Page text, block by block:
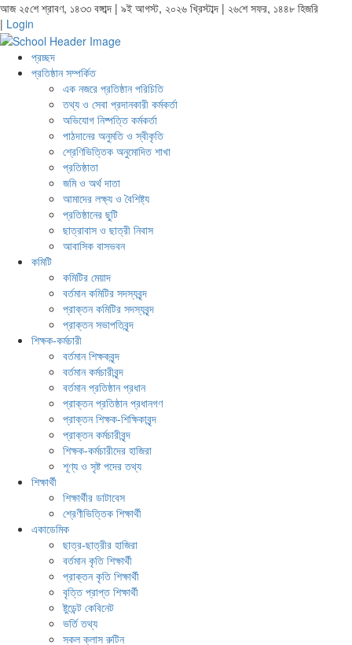
আজ ২৫শে শ্রাবণ, ১৪৩৩ বঙ্গাব্দ | ৯ই আগস্ট, ২০২৬ খ্রিস্টাব্দ | ২৬শে সফর, ১৪৪৮ হিজরি
| Login
প্রচ্ছদ
প্রতিষ্ঠান সম্পর্কিত
এক নজরে প্রতিষ্ঠান পরিচিতি
তথ্য ও সেবা প্রদানকারী কর্মকর্তা
অভিযোগ নিষ্পত্তি কর্মকর্তা
পাঠদানের অনুমতি ও স্বীকৃতি
শ্রেণিভিত্তিক অনুমোদিত শাখা
প্রতিষ্ঠাতা
জমি ও অর্থ দাতা
আমাদের লক্ষ্য ও বৈশিষ্ট্য
প্রতিষ্ঠানের ছুটি
ছাত্রাবাস ও ছাত্রী নিবাস
আবাসিক বাসভবন
কমিটি
কমিটির মেয়াদ
বর্তমান কমিটির সদস্যবৃন্দ
প্রাক্তন কমিটির সদস্যবৃন্দ
প্রাক্তন সভাপতিবৃন্দ
শিক্ষক-কর্মচারী
বর্তমান শিক্ষকবৃন্দ
বর্তমান কর্মচারীবৃন্দ
বর্তমান প্রতিষ্ঠান প্রধান
প্রাক্তন প্রতিষ্ঠান প্রধানগণ
প্রাক্তন শিক্ষক-শিক্ষিকাবৃন্দ
প্রাক্তন কর্মচারীবৃন্দ
শিক্ষক-কর্মচারীদের হাজিরা
শূণ্য ও সৃষ্ট পদের তথ্য
শিক্ষার্থী
শিক্ষার্থীর ডাটাবেস
শ্রেণীভিত্তিক শিক্ষার্থী
একাডেমিক
ছাত্র-ছাত্রীর হাজিরা
বর্তমান কৃতি শিক্ষার্থী
প্রাক্তন কৃতি শিক্ষার্থী
বৃত্তি প্রাপ্ত শিক্ষার্থী
ষ্টুডেন্ট কেবিনেট
ভর্তি তথ্য
সকল ক্লাস রুটিন